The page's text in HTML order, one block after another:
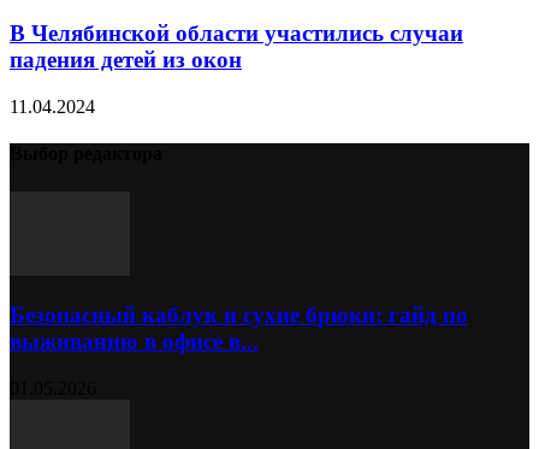
В Челябинской области участились случаи
падения детей из окон
11.04.2024
Безопасный каблук и сухие брюки: гайд по
выживанию в офисе в...